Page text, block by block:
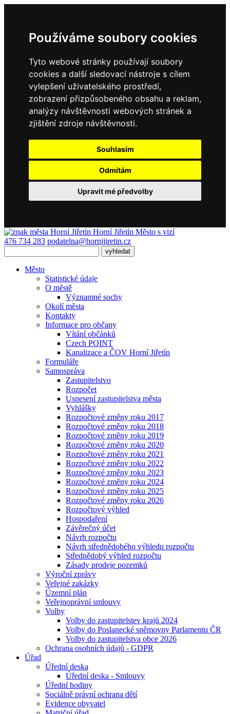
Používáme soubory cookies
Tyto webové stránky používají soubory
cookies a další sledovací nástroje s cílem
vylepšení uživatelského prostředí,
zobrazení přizpůsobeného obsahu a reklam,
analýzy návštěvnosti webových stránek a
zjištění zdroje návštěvnosti.
Souhlasím
Odmítám
Upravit mé předvolby
Horní Jiřetín Město s vizí
476 734 283 podatelna@hornijiretin.cz
Město
Statistické údaje
O městě
Významné sochy
Okolí města
Kontakty
Informace pro občany
Vítání občánků
Czech POINT
Kanalizace a ČOV Horní Jiřetín
Formuláře
Samospráva
Zastupitelstvo
Rozpočet
Usnesení zastupitelstva města
Vyhlášky
Rozpočtové změny roku 2017
Rozpočtové změny roku 2018
Rozpočtové změny roku 2019
Rozpočtové změny roku 2020
Rozpočtové změny roku 2021
Rozpočtové změny roku 2022
Rozpočtové změny roku 2023
Rozpočtové změny roku 2024
Rozpočtové změny roku 2025
Rozpočtové změny roku 2026
Rozpočtový výhled
Hospodaření
Závěrečný účet
Návrh rozpočtu
Návrh střednědobého výhledu rozpočtu
Střednědobý výhled rozpočtu
Zásady prodeje pozemků
Výroční zprávy
Veřejné zakázky
Územní plán
Veřejnoprávní smlouvy
Volby
Volby do zastupitelstev krajů 2024
Volby do Poslanecké sněmovny Parlamentu ČR
Volby do zastupitelstva obce 2026
Ochrana osobních údajů - GDPR
Úřad
Úřední deska
Úřední deska - Smlouvy
Úřední hodiny
Sociálně právní ochrana dětí
Evidence obyvatel